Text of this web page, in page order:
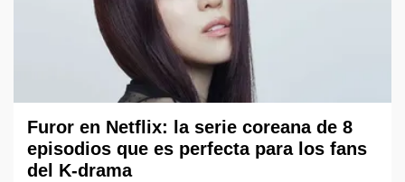
Furor en Netflix: la serie coreana de 8
episodios que es perfecta para los fans
del K-drama